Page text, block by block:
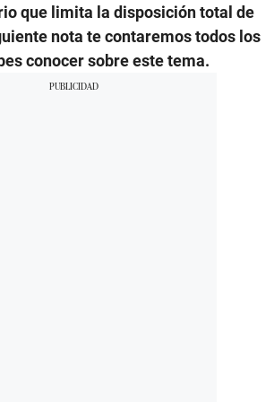
que limita la disposición total de
nota te contaremos todos los
conocer sobre este tema.